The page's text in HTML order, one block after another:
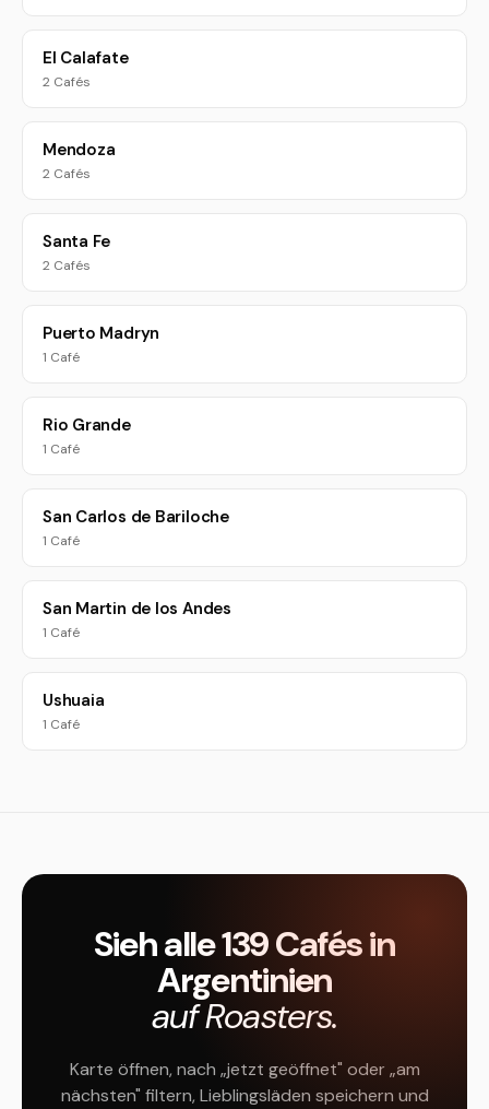
El Calafate
2 Cafés
Mendoza
2 Cafés
Santa Fe
2 Cafés
Puerto Madryn
1 Café
Rio Grande
1 Café
San Carlos de Bariloche
1 Café
San Martin de los Andes
1 Café
Ushuaia
1 Café
Sieh alle 139 Cafés in
Argentinien
auf Roasters.
Karte öffnen, nach „jetzt geöffnet" oder „am
nächsten" filtern, Lieblingsläden speichern und